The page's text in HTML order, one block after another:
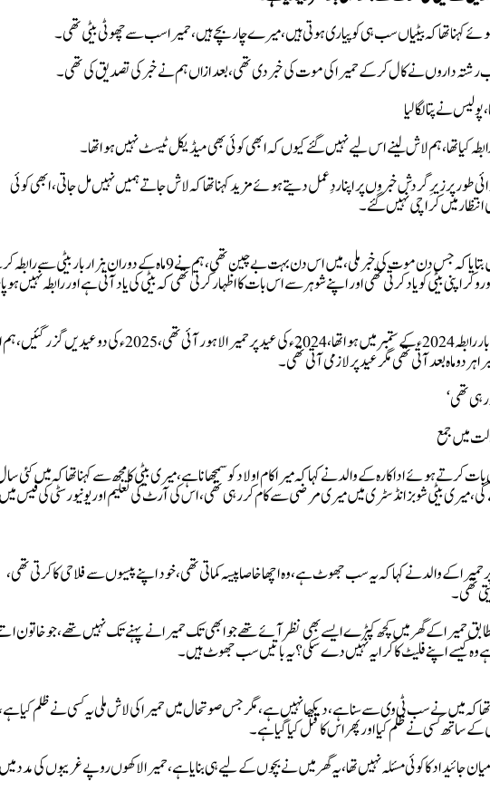
کہنا تھا کہ بیٹیاں سب ہی کو پیاری ہوتی ہیں، میرے چار بچے ہیں، حمیرا سب سے چھوٹی بیٹی تھی۔
نے پتا لگا لیا
کیا تھا، ہم لاش لینے اس لیے نہیں گئے کیوں کہ ابھی کوئی بھی میڈیکل ٹیسٹ نہیں ہوا تھا۔
طور پر زیرِ گردش خبروں پر اپنا ردِ عمل دیتے ہوئے مزید کہنا تھا کہ لاش جاتے ہمیں نہیں مل جاتی، ابھی کوئی
انتظار میں کراچی نہیں گئے۔
حمیرا اصغر کی والدہ نے ایک سوال کے جواب میں بتایا کہ جس دن موت کی خبر ملی، میں اس دن بہت بے چین تھی، ہم نے 9 ماہ کے دوران ہزار
اپنی بیٹی کو یاد کرتی تھی اور اپنے شوہر سے اس بات کا اظہار کرتی تھی کہ بیٹی کی یاد آتی ہے اور رابطہ نہیں ہو پا
حمیرا کی والدہ کا کہنا تھا کہ میرا اپنی بیٹی سے آخری بار رابطہ 2024ء کے ستمبر میں ہوا تھا، 2024ء کی عید پر حمیرا لاہور آئی تھی، 2025ء کی
دو ماہ بعد آتی تھی مگر عید پر لازمی آتی تھی۔
تھی‘
میں جمع
ہوئے اداکارہ کے والد نے کہا کہ میرا کام اولاد کو سمجھانا ہے، میری بیٹی کا مجھ سے کہنا تھا کہ میں کئی
میری بیٹی شوبز انڈسٹری میں میری مرضی سے کام کر رہی تھی، اس کی آرٹ کی تعلیم اور یونیورسٹی کی فیس
کے والد نے کہا کہ یہ سب جھوٹ ہے، وہ اچھا خاصا پیسہ کماتی تھی، خود اپنے پیسوں سے فلاحی کا کرتی تھی،
تھی۔
حمیرا کے گھر میں کچھ کپڑے ایسے بھی نظر آئے تھے جو ابھی تک حمیرا نے پہنے تک نہیں تھے، جو خاتون
وہ کیسے اپنے فلیٹ کا کرایہ نہیں دے سکی؟ یہ باتیں سب جھوٹ ہیں۔
تھا کہ میں نے سب ٹی وی سے سنا ہے، دیکھا نہیں ہے، مگر جس صوتحال میں حمیرا کی لاش ملی یہ کسی نے ظلم کیا
کے ساتھ کسی نے ظلم کیا اور پھر اس کا قتل کیا گیا ہے۔
جائیداد کا کوئی مسئلہ نہیں تھا، یہ گھر میں نے بچوں کے لیے ہی بنایا ہے، حمیرا لاکھوں روپے غریبوں کی مدد